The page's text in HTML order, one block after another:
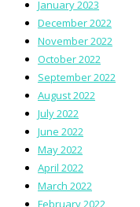
January 2023
December 2022
November 2022
October 2022
September 2022
August 2022
July 2022
June 2022
May 2022
April 2022
March 2022
February 2022